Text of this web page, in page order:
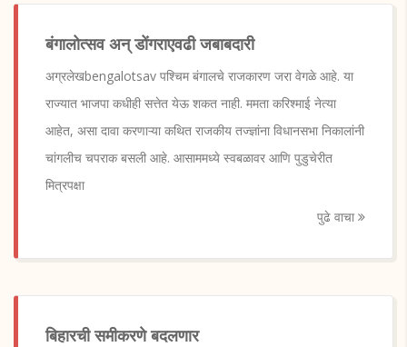
बंगालोत्सव अन् डोंगराएवढी जबाबदारी
अग्रलेखbengalotsav पश्चिम बंगालचे राजकारण जरा वेगळे आहे. या
राज्यात भाजपा कधीही सत्तेत येऊ शकत नाही. ममता करिश्माई नेत्या
आहेत, असा दावा करणाऱ्या कथित राजकीय तज्ज्ञांना विधानसभा निकालांनी
चांगलीच चपराक बसली आहे. आसाममध्ये स्वबळावर आणि पुडुचेरीत
मित्रपक्षा
पुढे वाचा
बिहारची समीकरणे बदलणार